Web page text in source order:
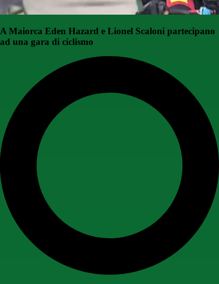
A Maiorca Eden Hazard e Lionel Scaloni partecipano
ad una gara di ciclismo